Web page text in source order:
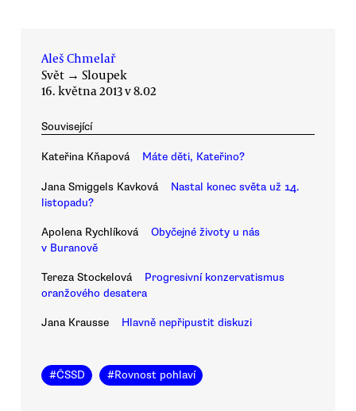
Aleš Chmelař
Svět → Sloupek
16. května 2013 v 8.02
Související
Kateřina Kňapová Máte děti, Kateřino?
Jana Smiggels Kavková
Nastal konec světa už 14.
listopadu?
Apolena Rychlíková
Obyčejné životy u nás
v Buranově
Tereza Stockelová
Progresivní konzervatismus
oranžového desatera
Jana Krausse Hlavně nepřipustit diskuzi
#ČSSD #Rovnost pohlaví